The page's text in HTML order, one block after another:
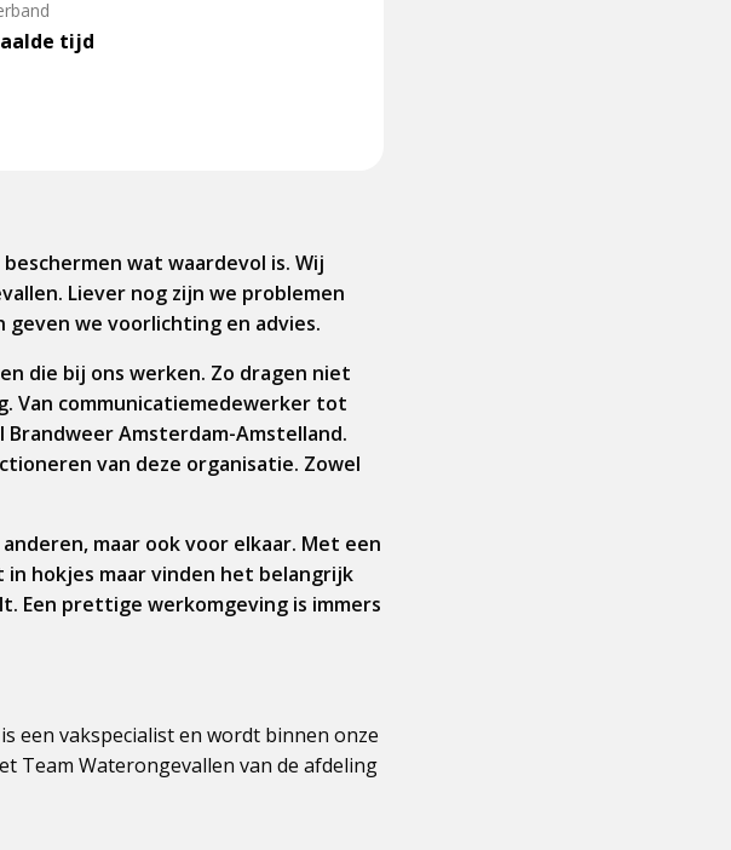
tijd
wat waardevol is. Wij
Liever nog zijn we problemen
we voorlichting en advies.
die bij ons werken. Zo dragen niet
Van communicatiemedewerker tot
Amsterdam-Amstelland.
van deze organisatie. Zowel
maar ook voor elkaar. Met een
hokjes maar vinden het belangrijk
Een prettige werkomgeving is immers
een vakspecialist en wordt binnen onze
Team Waterongevallen van de afdeling